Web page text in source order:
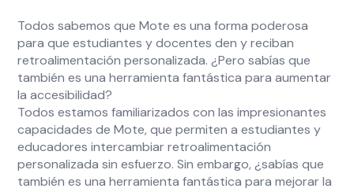
Todos sabemos que Mote es una forma poderosa
para que estudiantes y docentes den y reciban
retroalimentación personalizada. ¿Pero sabías que
también es una herramienta fantástica para aumentar
la accesibilidad?
Todos estamos familiarizados con las impresionantes
capacidades de Mote, que permiten a estudiantes y
educadores intercambiar retroalimentación
personalizada sin esfuerzo. Sin embargo, ¿sabías que
también es una herramienta fantástica para mejorar la